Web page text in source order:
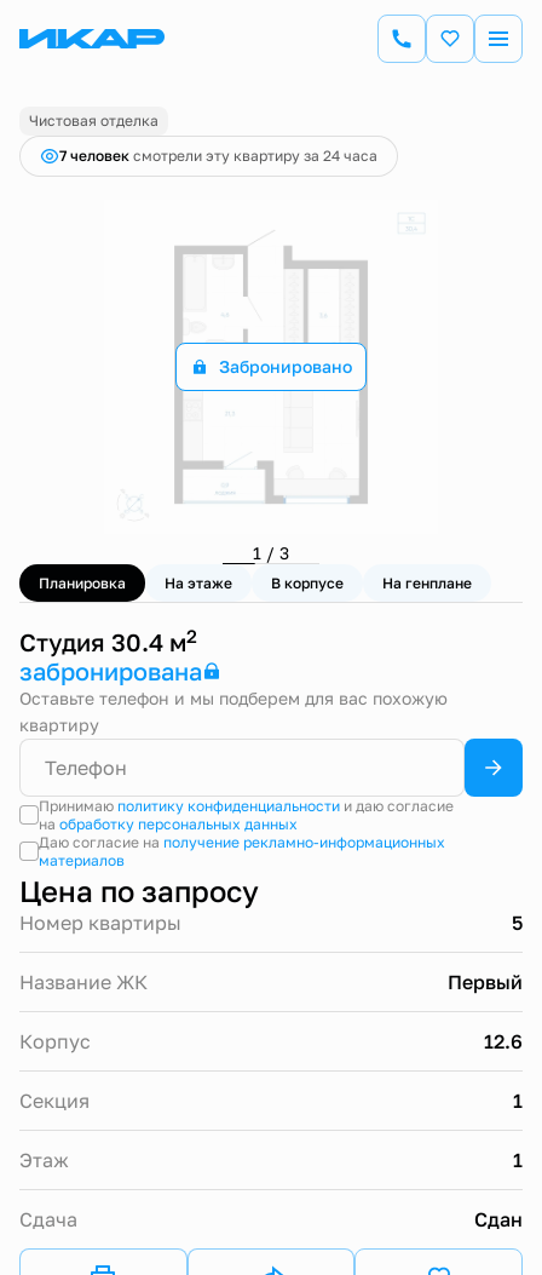
Студия30.4 м2 Цена по запросу
Чистовая отделка
7 человек смотрели эту квартиру за 24 часа
Забронировано
1 / 3
Планировка На этаже В корпусе На генплане
Студия 30.4 м2
забронирована
Оставьте телефон и мы подберем для вас похожую
квартиру
Принимаю политику конфиденциальностии даю согласие
на обработку персональных данных
Даю согласие на получение рекламно-информационных
материалов
Цена по запросу
Номер квартиры 5
Название ЖК Первый
Корпус 12.6
Секция 1
Этаж 1
Сдача Сдан